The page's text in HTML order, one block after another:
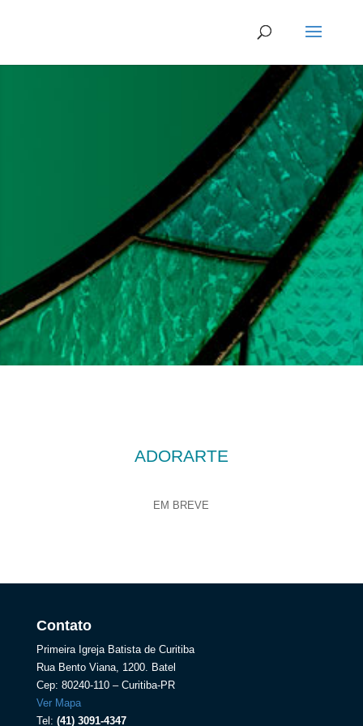
ADORARTE
Ministério Compromisso Adoração
ADORARTE
EM BREVE
Contato
Primeira Igreja Batista de Curitiba
Rua Bento Viana, 1200. Batel
Cep: 80240-110 – Curitiba-PR
Ver Mapa
Tel: (41) 3091-4347